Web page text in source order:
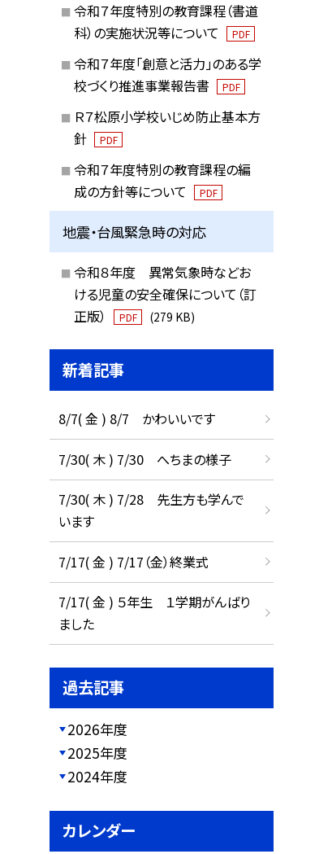
令和７年度特別の教育課程（書道
科）の実施状況等について
PDF
令和７年度「創意と活力」のある学
校づくり推進事業報告書
PDF
Ｒ７松原小学校いじめ防止基本方
針
PDF
令和７年度特別の教育課程の編
成の方針等について
PDF
地震・台風緊急時の対応
令和８年度 異常気象時などお
ける児童の安全確保について（訂
正版）
PDF (279 KB)
新着記事
8/7( 金 ) 8/7 かわいいです
7/30( 木 ) 7/30 へちまの様子
7/30( 木 ) 7/28 先生方も学んで
います
7/17( 金 ) 7/17（金）終業式
7/17( 金 ) ５年生 １学期がんばり
ました
過去記事
2026年度
2025年度
2024年度
カレンダー